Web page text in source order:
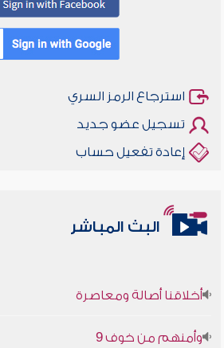
استرجاع الرمز السري
تسجيل عضو جديد
إعادة تفعيل حساب
البث المباشر
أخلاقنا أصالة ومعاصرة
وأمنهم من خوف 9